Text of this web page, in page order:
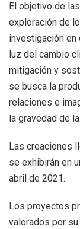
El objetivo de
exploración de
investigación en
luz del cambio
mitigación y
se busca la
relaciones e
la gravedad de
Las creaciones
se exhibirán en
abril de 2021.
Los proyectos
valorados por